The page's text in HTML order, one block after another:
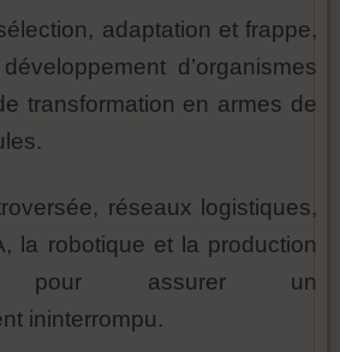
adaptation et frappe,
d’organismes
transformation en armes de
réseaux logistiques,
la robotique et la production
pour assurer un
ininterrompu.